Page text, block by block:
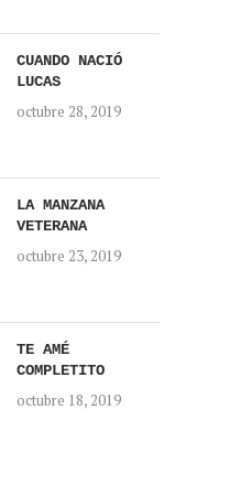
CUANDO NACIÓ
LUCAS
octubre 28, 2019
LA MANZANA
VETERANA
octubre 23, 2019
TE AMÉ
COMPLETITO
octubre 18, 2019